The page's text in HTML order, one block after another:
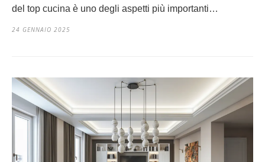
del top cucina è uno degli aspetti più importanti…
24 GENNAIO 2025